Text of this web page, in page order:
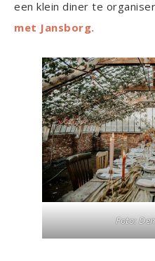
een klein diner te
met Jansborg.
Foto: